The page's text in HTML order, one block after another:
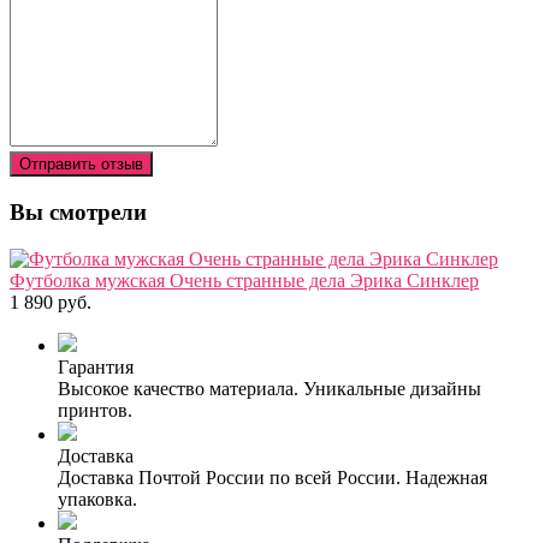
Отправить отзыв
Вы смотрели
Футболка мужская Очень странные дела Эрика Синклер
1 890 руб.
Гарантия
Высокое качество материала. Уникальные дизайны
принтов.
Доставка
Доставка Почтой России по всей России. Надежная
упаковка.